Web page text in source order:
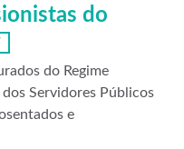
do
do Regime
Servidores Públicos
e